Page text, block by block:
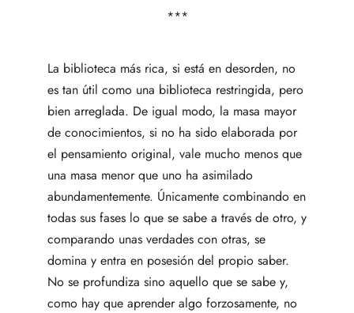
***
La biblioteca más rica, si está en desorden, no
es tan útil como una biblioteca restringida, pero
bien arreglada. De igual modo, la masa mayor
de conocimientos, si no ha sido elaborada por
el pensamiento original, vale mucho menos que
una masa menor que uno ha asimilado
abundamentemente. Únicamente combinando en
todas sus fases lo que se sabe a través de otro, y
comparando unas verdades con otras, se
domina y entra en posesión del propio saber.
No se profundiza sino aquello que se sabe y,
como hay que aprender algo forzosamente, no